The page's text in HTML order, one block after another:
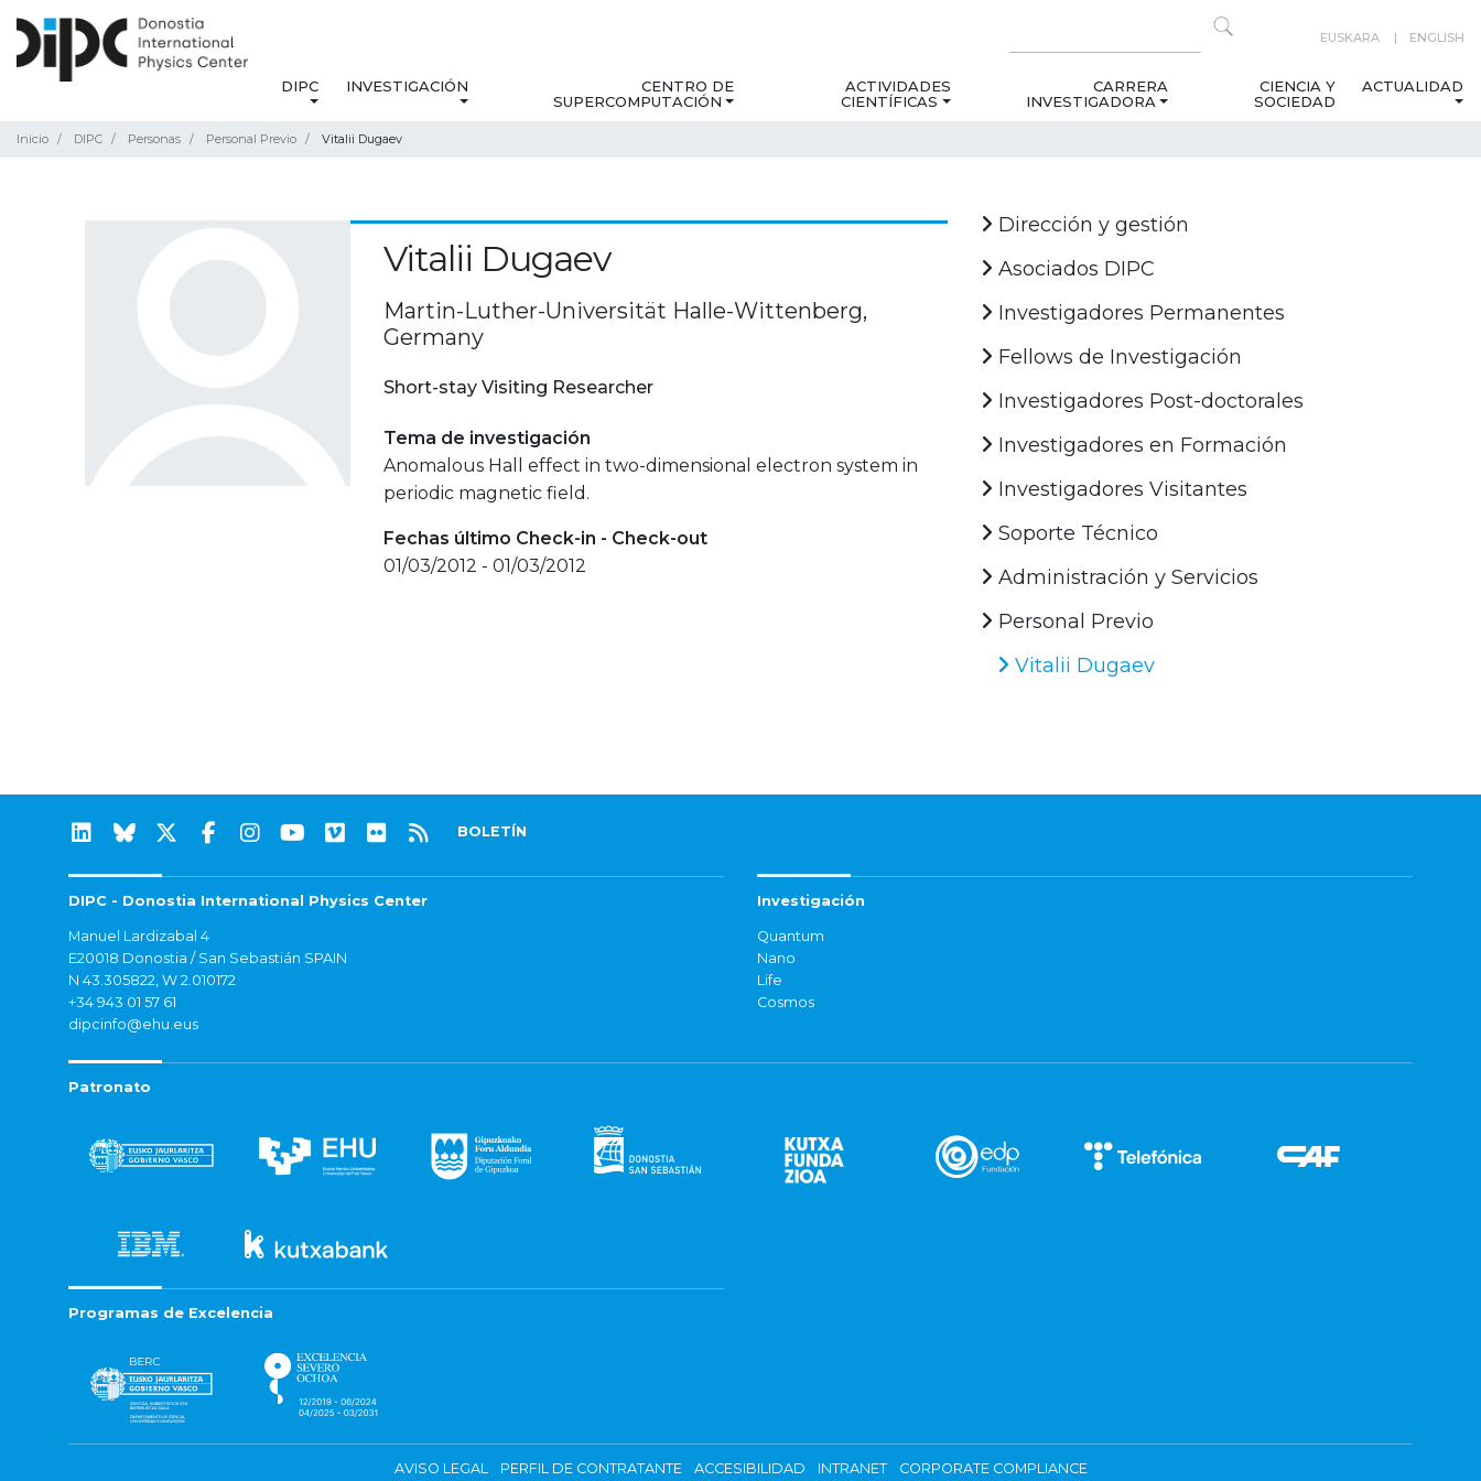
EUSKARA ENGLISH
DIPC INVESTIGACIÓN
CENTRO DE
SUPERCOMPUTACIÓN
ACTIVIDADES
CIENTÍFICAS
CARRERA
INVESTIGADORA
CIENCIA Y
SOCIEDAD
ACTUALIDAD
Inicio DIPC Personas Personal Previo Vitalii Dugaev
Vitalii Dugaev
Martin-Luther-Universität Halle-Wittenberg,
Germany
Short-stay Visiting Researcher
Tema de investigación
Anomalous Hall effect in two-dimensional electron system in
periodic magnetic field.
Fechas último Check-in - Check-out
01/03/2012 - 01/03/2012
Dirección y gestión
Asociados DIPC
Investigadores Permanentes
Fellows de Investigación
Investigadores Post-doctorales
Investigadores en Formación
Investigadores Visitantes
Soporte Técnico
Administración y Servicios
Personal Previo
Vitalii Dugaev
BOLETÍN
DIPC - Donostia International Physics Center
Manuel Lardizabal 4
E20018 Donostia / San Sebastián SPAIN
N 43.305822, W 2.010172
+34 943 01 57 61
dipcinfo@ehu.eus
Investigación
Quantum
Nano
Life
Cosmos
Patronato
Programas de Excelencia
AVISO LEGAL PERFIL DE CONTRATANTE ACCESIBILIDAD INTRANET CORPORATE COMPLIANCE